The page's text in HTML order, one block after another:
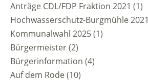
Anträge CDL/FDP Fraktion 2021 (1)
Hochwasserschutz-Burgmühle 2021
Kommunalwahl 2025(1)
Bürgermeister(2)
Bürgerinformation (4)
Auf dem Rode(10)